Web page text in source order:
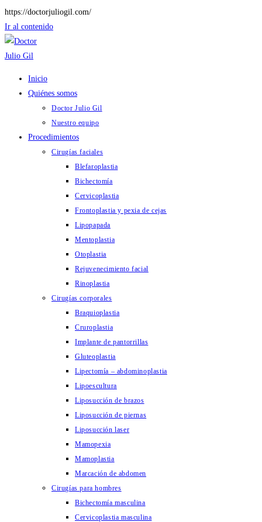
https://doctorjuliogil.com/
Ir al contenido
Inicio
Quiénes somos
Doctor Julio Gil
Nuestro equipo
Procedimientos
Cirugías faciales
Blefaroplastia
Bichectomía
Cervicoplastia
Frontoplastia y pexia de cejas
Lipopapada
Mentoplastia
Otoplastia
Rejuvenecimiento facial
Rinoplastia
Cirugías corporales
Braquioplastia
Cruroplastia
Implante de pantorrillas
Gluteoplastia
Lipectomía – abdominoplastia
Lipoescultura
Liposucción de brazos
Liposucción de piernas
Liposucción laser
Mamopexia
Mamoplastia
Marcación de abdomen
Cirugías para hombres
Bichectomía masculina
Cervicoplastia masculina